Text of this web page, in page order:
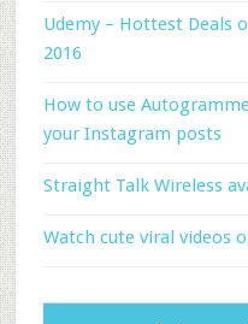
Udemy – Hottest Deals
2016
How to use
your Instagram posts
Straight Talk Wireless
Watch cute viral videos